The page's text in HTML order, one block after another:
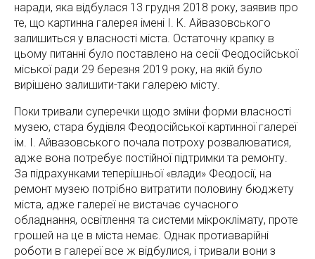
наради, яка відбулася 13 грудня 2018 року, заявив про
те, що картинна галерея імені І. К. Айвазовського
залишиться у власності міста. Остаточну крапку в
цьому питанні було поставлено на сесії Феодосійської
міської ради 29 березня 2019 року, на якій було
вирішено залишити-таки галерею місту.
Поки тривали суперечки щодо зміни форми власності
музею, стара будівля Феодосійської картинної галереї
ім. І. Айвазовського почала потроху розвалюватися,
адже вона потребує постійної підтримки та ремонту.
За підрахунками теперішньої «влади» Феодосії, на
ремонт музею потрібно витратити половину бюджету
міста, адже галереї не вистачає сучасного
обладнання, освітлення та системи мікроклімату, проте
грошей на це в міста немає. Однак протиаварійні
роботи в галереї все ж відбулися, і тривали вони з